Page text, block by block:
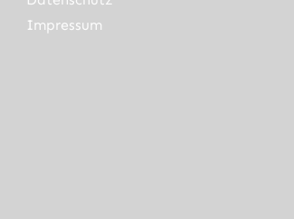
Sum
Impressum